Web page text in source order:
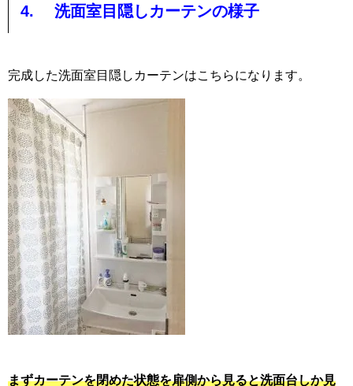
4. 洗面室目隠しカーテンの様子
完成した洗面室目隠しカーテンはこちらになります。
まずカーテンを閉めた状態を扉側から見ると洗面台しか見